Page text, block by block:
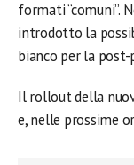
formati “comuni”.
introdotto la
bianco per la post-
Il rollout della
e, nelle prossime